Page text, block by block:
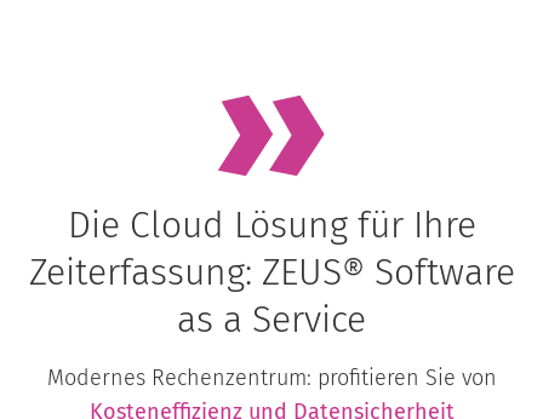
Die Cloud Lösung für Ihre
Zeiterfassung: ZEUS® Software
as a Service
Modernes Rechenzentrum: profitieren Sie von
Kosteneffizienz und Datensicherheit